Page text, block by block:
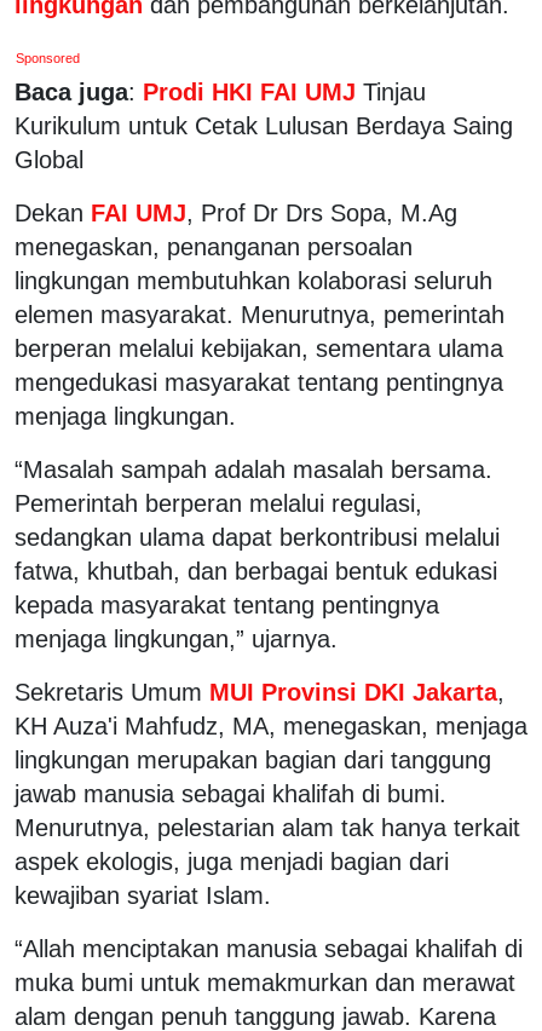
Sponsored
Baca juga: Prodi HKI FAI UMJ Tinjau
Kurikulum untuk Cetak Lulusan Berdaya Saing
Global
Dekan FAI UMJ, Prof Dr Drs Sopa, M.Ag
menegaskan, penanganan persoalan
lingkungan membutuhkan kolaborasi seluruh
elemen masyarakat. Menurutnya, pemerintah
berperan melalui kebijakan, sementara ulama
mengedukasi masyarakat tentang pentingnya
menjaga lingkungan.
“Masalah sampah adalah masalah bersama.
Pemerintah berperan melalui regulasi,
sedangkan ulama dapat berkontribusi melalui
fatwa, khutbah, dan berbagai bentuk edukasi
kepada masyarakat tentang pentingnya
menjaga lingkungan,” ujarnya.
Sekretaris Umum MUI Provinsi DKI Jakarta,
KH Auza'i Mahfudz, MA, menegaskan, menjaga
lingkungan merupakan bagian dari tanggung
jawab manusia sebagai khalifah di bumi.
Menurutnya, pelestarian alam tak hanya terkait
aspek ekologis, juga menjadi bagian dari
kewajiban syariat Islam.
“Allah menciptakan manusia sebagai khalifah di
muka bumi untuk memakmurkan dan merawat
alam dengan penuh tanggung jawab. Karena